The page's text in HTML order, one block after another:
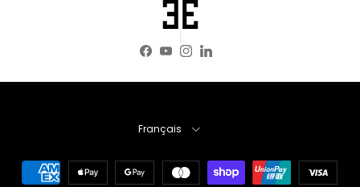
Facebook
YouTube
Instagram
LinkedIn
Français